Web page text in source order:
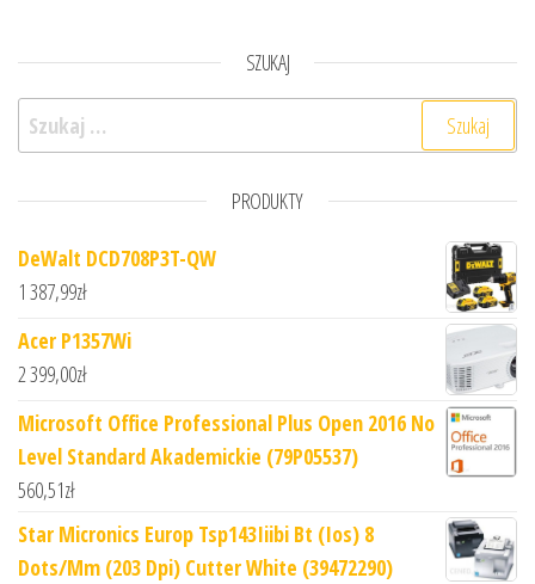
SZUKAJ
Szukaj:
PRODUKTY
DeWalt DCD708P3T-QW
1 387,99zł
Acer P1357Wi
2 399,00zł
Microsoft Office Professional Plus Open 2016 No
Level Standard Akademickie (79P05537)
560,51zł
Star Micronics Europ Tsp143Iiibi Bt (Ios) 8
Dots/Mm (203 Dpi) Cutter White (39472290)